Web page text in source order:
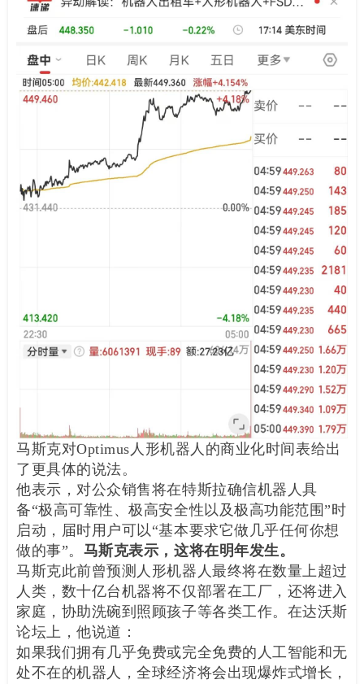
马斯克对Optimus人形机器人的商业化时间表给出
了更具体的说法。
他表示，对公众销售将在特斯拉确信机器人具
备“极高可靠性、极高安全性以及极高功能范围”时
启动，届时用户可以“基本要求它做几乎任何你想
做的事”。 马斯克表示，这将在明年发生。
马斯克此前曾预测人形机器人最终将在数量上超过
人类，数十亿台机器将不仅部署在工厂，还将进入
家庭，协助洗碗到照顾孩子等各类工作。在达沃斯
论坛上，他说道：
如果我们拥有几乎免费或完全免费的人工智能和无
处不在的机器人，全球经济将会出现爆炸式增长，